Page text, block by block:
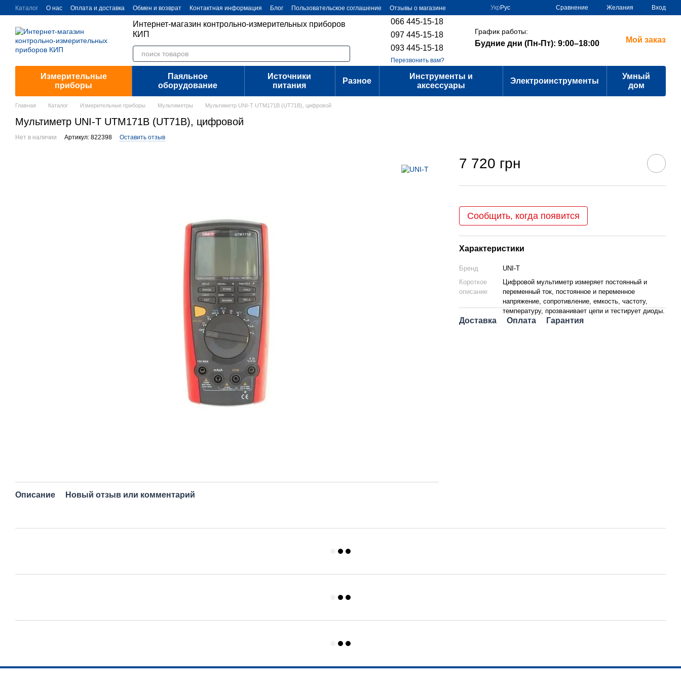
Перейти к основному контенту
Каталог О нас Оплата и доставка Обмен и возврат Контактная информация Блог Пользовательское соглашение Отзывы о магазине Укр Рус Сравнение Желания Вход
Интернет-магазин контрольно-измерительных приборов
КИП
066 445-15-18
097 445-15-18
093 445-15-18
Перезвонить вам?
График работы:
Будние дни (Пн-Пт): 9:00–18:00 Мой заказ
Измерительные
приборы
Паяльное
оборудование
Источники
питания
Разное
Инструменты и
аксессуары
Электроинструменты
Умный
дом
Главная Каталог Измерительные приборы Мультиметры Мультиметр UNI-T UTM171B (UT71B), цифровой
Мультиметр UNI-T UTM171B (UT71B), цифровой
Нет в наличии Артикул: 822398 Оставить отзыв
Описание Новый отзыв или комментарий
7 720 грн
Сообщить, когда появится
Характеристики
Бренд
UNI-T
Короткое
описание
Цифровой мультиметр измеряет постоянный и
переменный ток, постоянное и переменное
напряжение, сопротивление, емкость, частоту,
температуру, прозванивает цепи и тестирует диоды.
Доставка Оплата Гарантия